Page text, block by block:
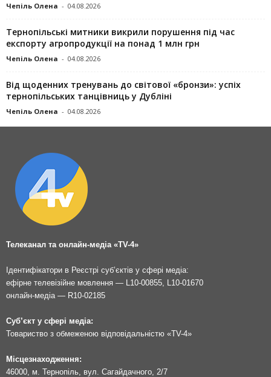
Чепіль Олена - 04.08.2026
Тернопільські митники викрили порушення під час
експорту агропродукції на понад 1 млн грн
Чепіль Олена - 04.08.2026
Від щоденних тренувань до світової «бронзи»: успіх
тернопільських танцівниць у Дубліні
Чепіль Олена - 04.08.2026
Телеканал та онлайн-медіа «TV-4»
Ідентифікатори в Реєстрі суб’єктів у сфері медіа:
ефірне телевізійне мовлення — L10-00855, L10-01670
онлайн-медіа — R10-02185
Суб’єкт у сфері медіа:
Товариство з обмеженою відповідальністю «TV-4»
Місцезнаходження:
46000, м. Тернопіль, вул. Сагайдачного, 2/7